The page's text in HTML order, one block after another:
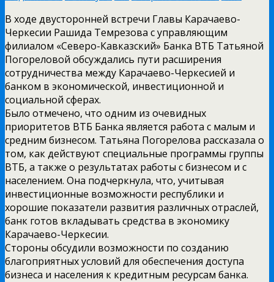
В ходе двусторонней встречи Главы Карачаево-
Черкесии Рашида Темрезова с управляющим
филиалом «Северо-Кавказский» Банка ВТБ Татьяной
Погореловой обсуждались пути расширения
сотрудничества между Карачаево-Черкесией и
банком в экономической, инвестиционной и
социальной сферах.
Было отмечено, что одним из очевидных
приоритетов ВТБ Банка является работа с малым и
средним бизнесом. Татьяна Погорелова рассказала о
том, как действуют специальные программы группы
ВТБ, а также о результатах работы с бизнесом и с
населением. Она подчеркнула, что, учитывая
инвестиционные возможности республики и
хорошие показатели развития различных отраслей,
банк готов вкладывать средства в экономику
Карачаево-Черкесии.
Стороны обсудили возможности по созданию
благоприятных условий для обеспечения доступа
бизнеса и населения к кредитным ресурсам банка.